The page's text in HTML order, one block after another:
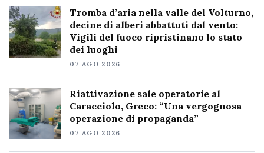
Tromba d’aria nella valle del Volturno,
decine di alberi abbattuti dal vento:
Vigili del fuoco ripristinano lo stato
dei luoghi
07 AGO 2026
Riattivazione sale operatorie al
Caracciolo, Greco: “Una vergognosa
operazione di propaganda”
07 AGO 2026